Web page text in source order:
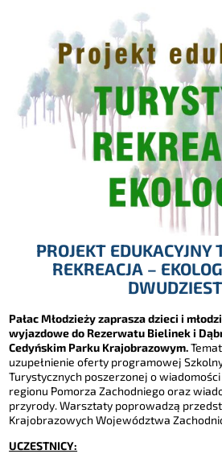
PROJEKT EDUKACYJNY
REKREACJA –
Pałac Młodzieży zaprasza dzieci i
wyjazdowe do Rezerwatu Bielinek i
Cedyńskim Parku Krajobrazowym.
uzupełnienie oferty programowej
Turystycznych poszerzonej o
regionu Pomorza Zachodniego oraz
przyrody. Warsztaty poprowadzą
Krajobrazowych Województwa
UCZESTNICY: